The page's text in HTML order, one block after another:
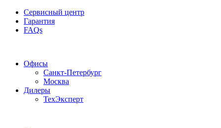
Сервисный центр
Гарантия
FAQs
Офисы
Санкт-Петербург
Москва
Дилеры
ТехЭксперт